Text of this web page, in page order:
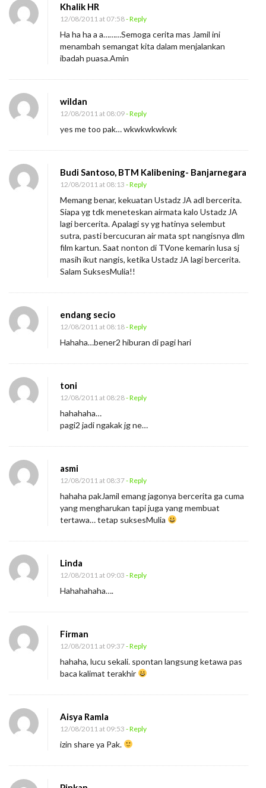
Khalik HR
12/08/2011 at 07:58- Reply
Ha ha ha a a………Semoga cerita mas Jamil ini
menambah semangat kita dalam menjalankan
ibadah puasa.Amin
wildan
12/08/2011 at 08:09- Reply
yes me too pak… wkwkwkwkwk
Budi Santoso, BTM Kalibening- Banjarnegara
12/08/2011 at 08:13 - Reply
Memang benar, kekuatan Ustadz JA adl bercerita.
Siapa yg tdk meneteskan airmata kalo Ustadz JA
lagi bercerita. Apalagi sy yg hatinya selembut
sutra, pasti bercucuran air mata spt nangisnya dlm
film kartun. Saat nonton di TVone kemarin lusa sj
masih ikut nangis, ketika Ustadz JA lagi bercerita.
Salam SuksesMulia!!
endang secio
12/08/2011 at 08:18- Reply
Hahaha…bener2 hiburan di pagi hari
toni
12/08/2011 at 08:28- Reply
hahahaha…
pagi2 jadi ngakak jg ne…
asmi
12/08/2011 at 08:37- Reply
hahaha pakJamil emang jagonya bercerita ga cuma
yang mengharukan tapi juga yang membuat
tertawa… tetap suksesMulia
Linda
12/08/2011 at 09:03 - Reply
Hahahahaha….
Firman
12/08/2011 at 09:37- Reply
hahaha, lucu sekali. spontan langsung ketawa pas
baca kalimat terakhir
Aisya Ramla
12/08/2011 at 09:53 - Reply
izin share ya Pak.